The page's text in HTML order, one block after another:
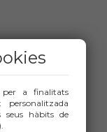
per a finalitats
hàbits de